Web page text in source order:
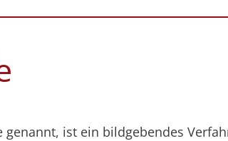
genannt, ist ein bildgebendes